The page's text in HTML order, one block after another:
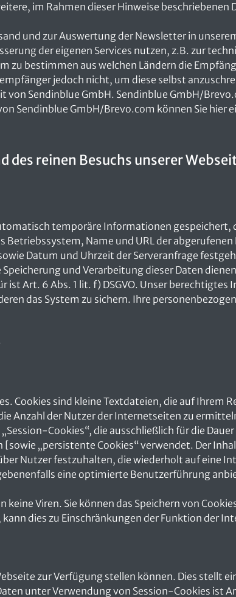
im Rahmen dieser Hinweise beschriebenen
und zur Auswertung der Newsletter in
der eigenen Services nutzen, z.B. zur
zu bestimmen aus welchen Ländern die
jedoch nicht, um diese selbst
Sendinblue GmbH. Sendinblue GmbH/
Sendinblue GmbH/Brevo.com können Sie hier
des reinen Besuchs unserer
temporäre Informationen gespeichert,
Name und URL der abgerufenen
Datum und Uhrzeit der Serveranfrage
und Verarbeitung dieser Daten
Art. 6 Abs. 1 lit. f) DSGVO. Unser berechtigtes
das System zu sichern. Ihre
Cookies sind kleine Textdateien, die auf Ihrem
Anzahl der Nutzer der Internetseiten zu
Cookies“, die ausschließlich für die
„persistente Cookies“ verwendet. Der
Nutzer festzuhalten, die wiederholt auf eine
eine optimierte Benutzerführung
Viren. Sie können das Speichern von
dies zu Einschränkungen der Funktion der
zur Verfügung stellen können. Dies stellt
unter Verwendung von Session-Cookies ist